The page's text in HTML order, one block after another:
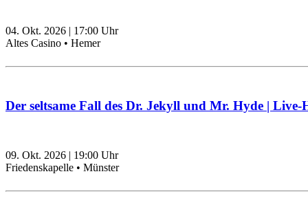
04. Okt. 2026 | 17:00 Uhr
Altes Casino • Hemer
Der seltsame Fall des Dr. Jekyll und Mr. Hyde | Live-
09. Okt. 2026 | 19:00 Uhr
Friedenskapelle • Münster